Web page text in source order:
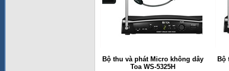
Bộ thu và phát Micro không dây
Toa WS-5325H
Bộ